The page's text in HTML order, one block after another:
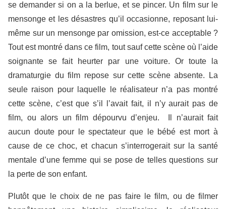
se demander si on a la berlue, et se pincer. Un film sur le
mensonge et les désastres qu’il occasionne, reposant lui-
même sur un mensonge par omission, est-ce acceptable ?
Tout est montré dans ce film, tout sauf cette scène où l’aide
soignante se fait heurter par une voiture. Or toute la
dramaturgie du film repose sur cette scène absente. La
seule raison pour laquelle le réalisateur n’a pas montré
cette scène, c’est que s’il l’avait fait, il n’y aurait pas de
film, ou alors un film dépourvu d’enjeu. Il n’aurait fait
aucun doute pour le spectateur que le bébé est mort à
cause de ce choc, et chacun s’interrogerait sur la santé
mentale d’une femme qui se pose de telles questions sur
la perte de son enfant.
Plutôt que le choix de ne pas faire le film, ou de filmer